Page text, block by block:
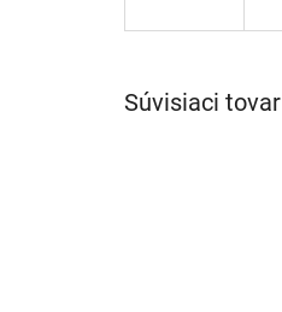
Súvisiaci tovar